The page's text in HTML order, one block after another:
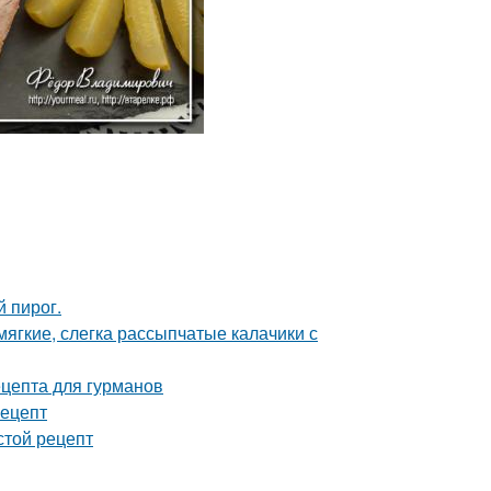
слегка рассыпчатые калачики с
для гурманов
рецепт